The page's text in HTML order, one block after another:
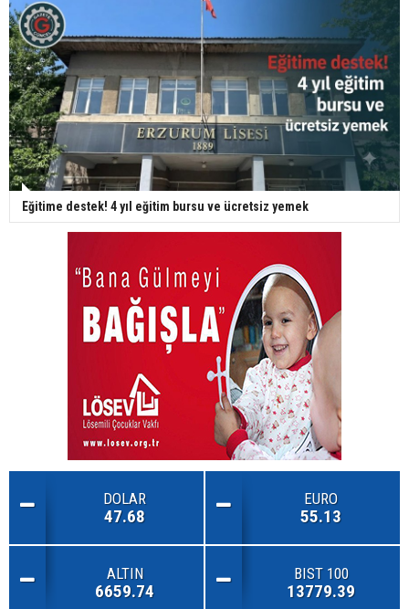
Eğitime destek! 4 yıl eğitim bursu ve ücretsiz yemek
DOLAR
47.68
EURO
55.13
ALTIN
6659.74
BIST 100
13779.39